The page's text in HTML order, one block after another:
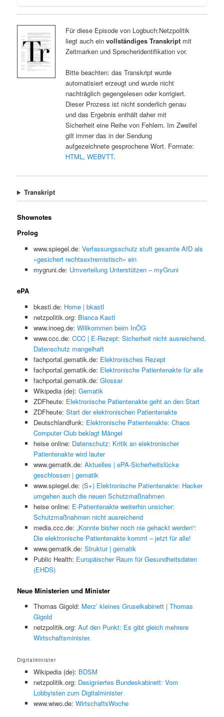
Für diese Episode von Logbuch:Netzpolitik
liegt auch ein vollständiges Transkriptmit
Zeitmarken und Sprecheridentifikation vor.
Bitte beachten: das Transkript wurde
automatisiert erzeugt und wurde nicht
nachträglich gegengelesen oder korrigiert.
Dieser Prozess ist nicht sonderlich genau
und das Ergebnis enthält daher mit
Sicherheit eine Reihe von Fehlern. Im Zweifel
gilt immer das in der Sendung
aufgezeichnete gesprochene Wort. Formate:
HTML, WEBVTT.
Transkript
Shownotes
Prolog
www.spiegel.de: Verfassungsschutz stuft gesamte AfD als
»gesichert rechtsextremistisch« ein
mygruni.de: Umverteilung Unterstützen – myGruni
ePA
bkastl.de: Home | bkastl
netzpolitik.org: Bianca Kastl
www.inoeg.de: Willkommen beim InÖG
www.ccc.de: CCC | E-Rezept: Sicherheit nicht ausreichend,
Datenschutz mangelhaft
fachportal.gematik.de: Elektronisches Rezept
fachportal.gematik.de: Elektronische Patientenakte für alle
fachportal.gematik.de: Glossar
Wikipedia (de): Gematik
ZDFheute: Elektronische Patientenakte geht an den Start
ZDFheute: Start der elektronischen Patientenakte
Deutschlandfunk: Elektronische Patientenakte: Chaos
Computer Club beklagt Mängel
heise online: Datenschutz: Kritik an elektronischer
Patientenakte wird lauter
www.gematik.de: Aktuelles | ePA-Sicherheitslücke
geschlossen | gematik
www.spiegel.de: (S+) Elektronische Patientenakte: Hacker
umgehen auch die neuen Schutzmaßnahmen
heise online: E-Patientenakte weiterhin unsicher:
Schutzmaßnahmen nicht ausreichend
media.ccc.de: „Konnte bisher noch nie gehackt werden“:
Die elektronische Patientenakte kommt – jetzt für alle!
www.gematik.de: Struktur | gematik
Public Health: Europäischer Raum für Gesundheitsdaten
(EHDS)
Neue Ministerien und Minister
Thomas Gigold: Merz’ kleines Gruselkabinett | Thomas
Gigold
netzpolitik.org: Auf den Punkt: Es gibt gleich mehrere
Wirtschaftsminister.
Digitalminister
Wikipedia (de): BDSM
netzpolitik.org: Designiertes Bundeskabinett: Vom
Lobbyisten zum Digitalminister
www.wiwo.de: WirtschaftsWoche